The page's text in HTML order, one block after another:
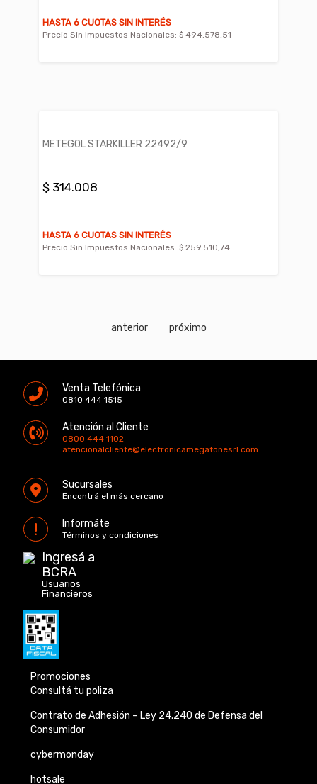
HASTA 6 CUOTAS SIN INTERÉS
Precio Sin Impuestos Nacionales: $ 494.578,51
METEGOL STARKILLER 22492/9
$ 314.008
HASTA 6 CUOTAS SIN INTERÉS
Precio Sin Impuestos Nacionales: $ 259.510,74
anterior próximo
Venta Telefónica
0810 444 1515
Atención al Cliente
0800 444 1102
atencionalcliente@electronicamegatonesrl.com
Sucursales
Encontrá el más cercano
Informáte
Términos y condiciones
Ingresá a
BCRA
Usuarios
Financieros
Promociones
Consultá tu poliza
Contrato de Adhesión – Ley 24.240 de Defensa del
Consumidor
cybermonday
hotsale